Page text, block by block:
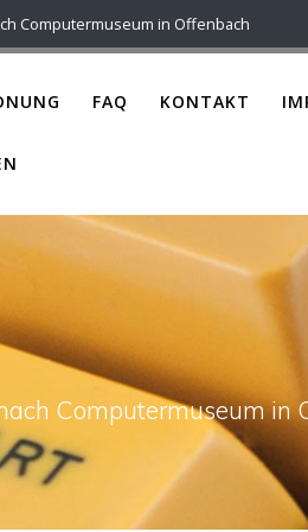
Computermuseum in Offenbach
FAQ KONTAKT
Computermuseum in